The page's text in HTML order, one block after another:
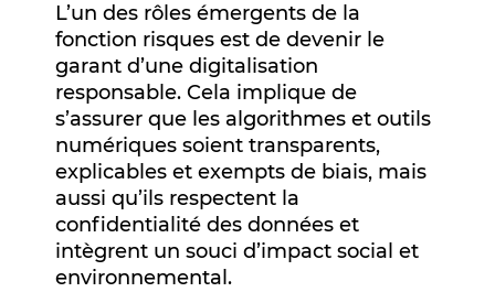
L’un des rôles émergents de la
fonction risques est de devenir le
garant d’une digitalisation
responsable. Cela implique de
s’assurer que les algorithmes et outils
numériques soient transparents,
explicables et exempts de biais, mais
aussi qu’ils respectent la
confidentialité des données et
intègrent un souci d’impact social et
environnemental.